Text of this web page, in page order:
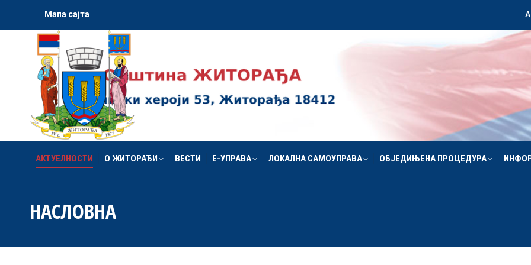
Мапа сајта
АКТУЕЛНОСТИ О ЖИТОРАЂИ ВЕСТИ Е-УПРАВА ЛОКАЛНА САМОУПРАВА ОБЈЕДИЊЕНА ПРОЦЕДУРА
НАСЛОВНА
АКТУЕЛНОСТИ